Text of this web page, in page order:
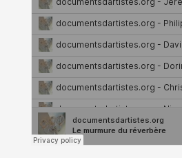
Collection
Contact